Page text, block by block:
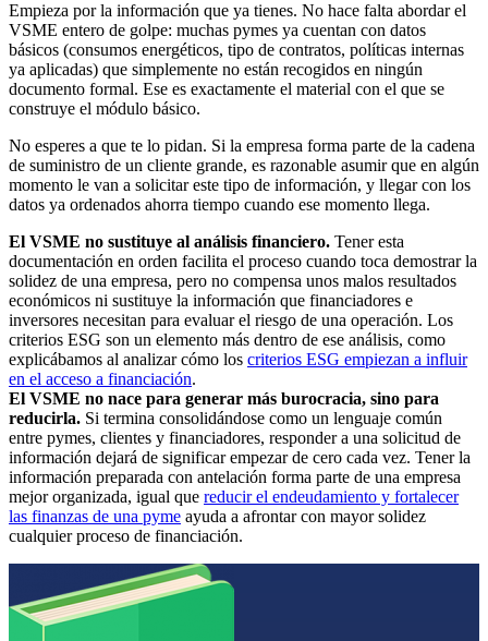
Empieza por la información que ya tienes. No hace falta abordar el
VSME entero de golpe: muchas pymes ya cuentan con datos
básicos (consumos energéticos, tipo de contratos, políticas internas
ya aplicadas) que simplemente no están recogidos en ningún
documento formal. Ese es exactamente el material con el que se
construye el módulo básico.
No esperes a que te lo pidan. Si la empresa forma parte de la cadena
de suministro de un cliente grande, es razonable asumir que en algún
momento le van a solicitar este tipo de información, y llegar con los
datos ya ordenados ahorra tiempo cuando ese momento llega.
El VSME no sustituye al análisis financiero. Tener esta
documentación en orden facilita el proceso cuando toca demostrar la
solidez de una empresa, pero no compensa unos malos resultados
económicos ni sustituye la información que financiadores e
inversores necesitan para evaluar el riesgo de una operación. Los
criterios ESG son un elemento más dentro de ese análisis, como
explicábamos al analizar cómo los criterios ESG empiezan a influir
en el acceso a financiación.
El VSME no nace para generar más burocracia, sino para
reducirla. Si termina consolidándose como un lenguaje común
entre pymes, clientes y financiadores, responder a una solicitud de
información dejará de significar empezar de cero cada vez. Tener la
información preparada con antelación forma parte de una empresa
mejor organizada, igual que reducir el endeudamiento y fortalecer
las finanzas de una pyme ayuda a afrontar con mayor solidez
cualquier proceso de financiación.